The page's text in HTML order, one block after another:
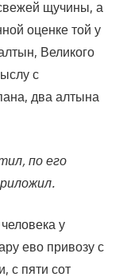
щучины, а
оценке той у
Великого
с
два алтына
по его
человека у
ево привозу с
с пяти сот